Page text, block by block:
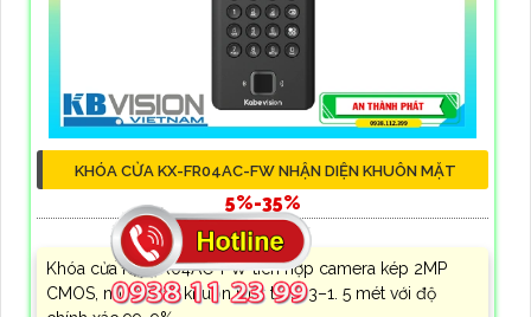
KHÓA CỬA KX-FR04AC-FW NHẬN DIỆN KHUÔN MẶT
5%-35%
3,650,000 ₫
Khóa cửa KX-FR04AC-FW tích hợp camera kép 2MP
CMOS, nhận diện khuôn mặt từ 0. 3–1. 5 mét với độ